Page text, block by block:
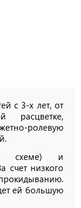
с 3-х лет, от
расцветке,
ролевую
схеме) и
счет низкого
ей большую